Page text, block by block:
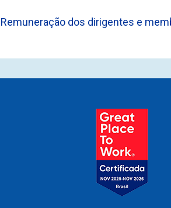
Remuneração dos dirigentes e